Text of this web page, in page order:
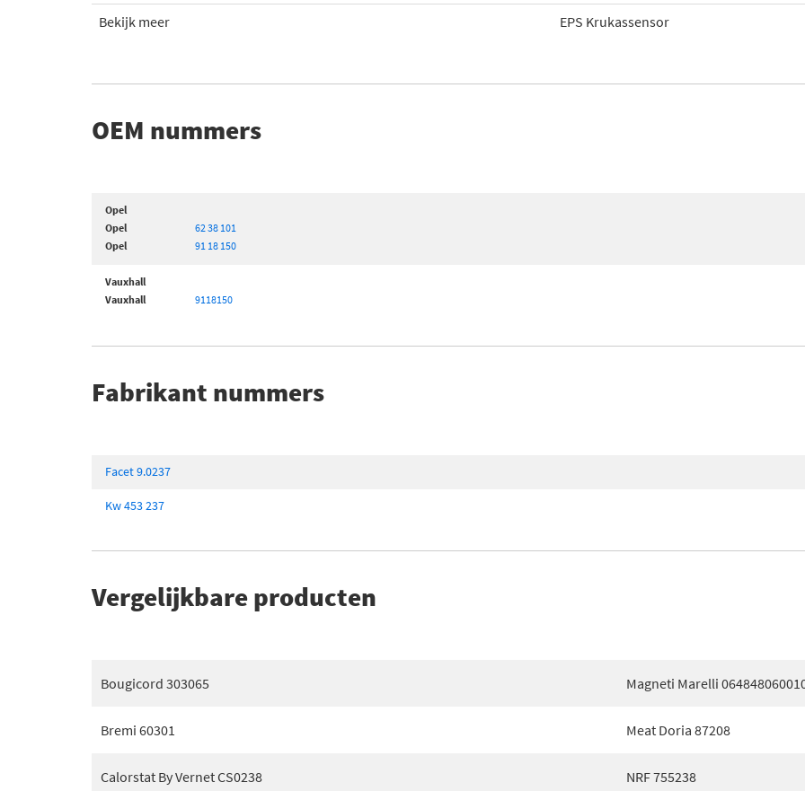
Bekijk meer
EPS Krukassensor
OEM nummers
Opel
Opel
62 38 101
Opel
91 18 150
Vauxhall
Vauxhall
9118150
Fabrikant nummers
Facet 9.0237
Kw 453 237
Vergelijkbare producten
Bougicord 303065
Bremi 60301
Calorstat By Vernet CS0238
Magneti Marelli
Meat Doria 87208
NRF 755238